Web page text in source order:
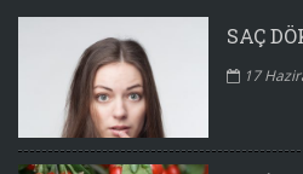
SAÇ
17